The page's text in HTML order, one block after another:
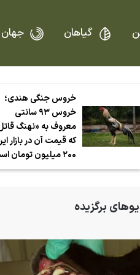
گیاهان جهان
خروس جنگی هندی؛
خروس ۹۳ سانتی
معروف به «نهنگ
که قیمت آن در بازار
۲۰۰ میلیون تومان است
برگزیده